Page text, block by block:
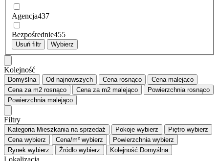
Agencja437
Bezpośrednie455
Usuń filtr Wybierz
Kolejność
Domyślna Od najnowszych Cena rosnąco Cena malejąco
Cena za m2 rosnąco Cena za m2 malejąco Powierzchnia rosnąco
Powierzchnia malejąco
Filtry
Kategoria Mieszkania na sprzedaż Pokoje wybierz Piętro wybierz
Cena wybierz Cena/m² wybierz Powierzchnia wybierz
Rynek wybierz Źródło wybierz Kolejność Domyślna
Lokalizacja